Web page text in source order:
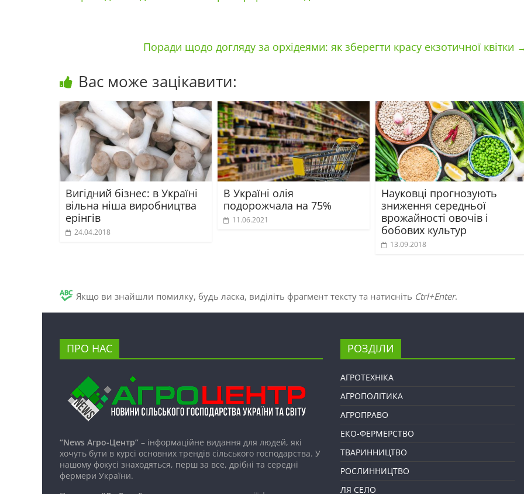
Поради щодо догляду за орхідеями: як зберегти красу екзотичної квітки
Вас може зацікавити:
Вигідний бізнес: в Україні
вільна ніша виробництва
ерінгів
24.04.2018
В Україні олія
подорожчала на 75%
11.06.2021
Науковці прогнозують
зниження середньої
врожайності овочів і
бобових культур
13.09.2018
Якщо ви знайшли помилку, будь ласка, виділіть фрагмент тексту та натисніть Ctrl+Enter.
ПРО НАС
“News Агро-Центр” – інформаційне видання для людей, які
хочуть бути в курсі основних трендів сільського господарства. У
нашому фокусі знаходяться, перш за все, дрібні та середні
фермери України.
РОЗДІЛИ
АГРОТЕХНІКА
АГРОПОЛІТИКА
АГРОПРАВО
ЕКО-ФЕРМЕРСТВО
ТВАРИННИЦТВО
РОСЛИННИЦТВО
ЛЯ СЕЛО